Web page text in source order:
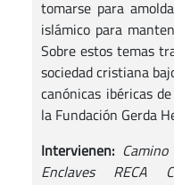
tomarse para
islámico para
Sobre estos temas
sociedad cristiana
canónicas ibéricas
la Fundación Gerda
Intervienen:
Enclaves RECA